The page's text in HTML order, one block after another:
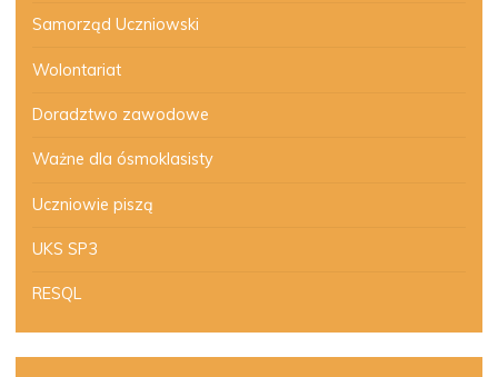
Samorząd Uczniowski
Wolontariat
Doradztwo zawodowe
Ważne dla ósmoklasisty
Uczniowie piszą
UKS SP3
RESQL